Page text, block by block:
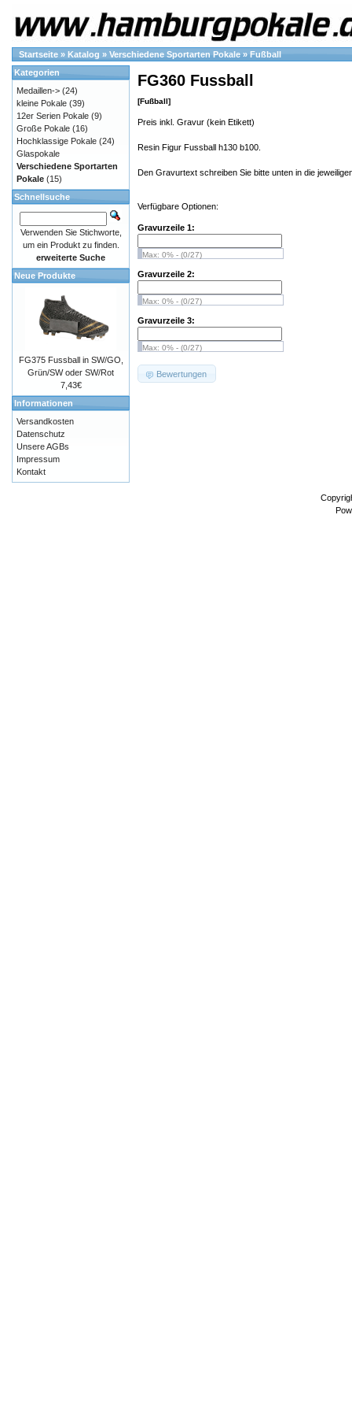
Startseite » Katalog » Verschiedene Sportarten Pokale » Fußball
FG360 Fussball
[Fußball]
Preis inkl. Gravur (kein Etikett)
Resin Figur Fussball h130 b100.
Den Gravurtext schreiben Sie bitte unten in die
Verfügbare Optionen:
Gravurzeile 1:
Max: 0% - (0/27)
Gravurzeile 2:
Max: 0% - (0/27)
Gravurzeile 3:
Max: 0% - (0/27)
Bewertungen
Kategorien
Medaillen-> (24)
kleine Pokale (39)
12er Serien Pokale (9)
Große Pokale (16)
Hochklassige Pokale (24)
Glaspokale
Verschiedene Sportarten
Pokale (15)
Schnellsuche
Verwenden Sie Stichworte,
um ein Produkt zu finden.
erweiterte Suche
Neue Produkte
FG375 Fussball in SW/GO,
Grün/SW oder SW/Rot
7,43€
Informationen
Versandkosten
Datenschutz
Unsere AGBs
Impressum
Kontakt